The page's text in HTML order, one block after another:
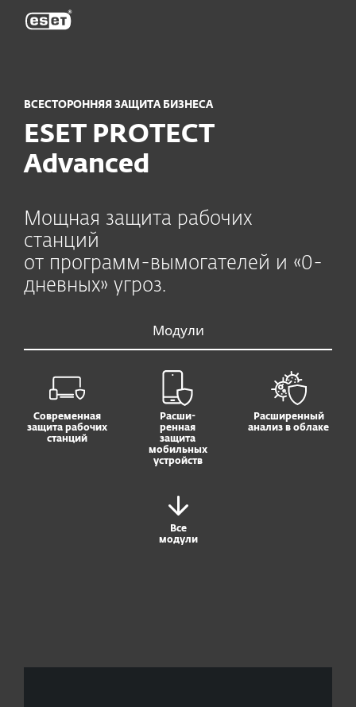
ВСЕСТОРОННЯЯ ЗАЩИТА БИЗНЕСА
ESET PROTECT
Advanced
Мощная защита рабочих
станций
от программ-вымогателей и «0-
дневных» угроз.
Модули
Современная
защита рабочих
станций
Расши-
ренная
защита
мобильных
устройств
Расширенный
анализ в облаке
Все
модули
ESET